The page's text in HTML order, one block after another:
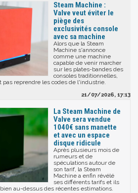
Steam Machine :
Valve veut éviter le
piège des
exclusivités console
avec sa machine
Alors que la Steam
Machine s'annonce
comme une machine
capable de venir marcher
sur les plates-bandes des
consoles traditionnelles,
reprendre les codes de l'industrie.
21/07/2026, 17:13
La Steam Machine de
Valve sera vendue
1040€ sans manette
et avec un espace
disque ridicule
Après plusieurs mois de
rumeurs et de
spéculations autour de
son tarif, la Steam
Machine a enfin révélé
ses différents tarifs et ils
au-dessus des récentes estimations.